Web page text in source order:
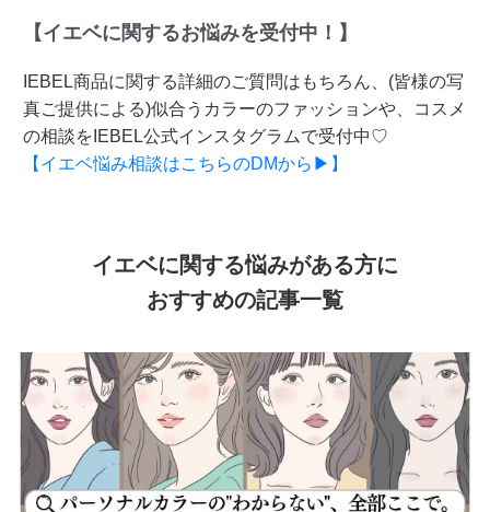
【イエベに関するお悩みを受付中！】
IEBEL商品に関する詳細のご質問はもちろん、(皆様の写
真ご提供による)似合うカラーのファッションや、コスメ
の相談をIEBEL公式インスタグラムで受付中♡
【イエベ悩み相談はこちらのDMから▶】
イエベに関する悩みがある方に
おすすめの記事一覧